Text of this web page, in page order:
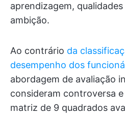
aprendizagem,
ambição.
Ao contrário da
desempenho dos
abordagem de avaliação
consideram controversa
matriz de 9 quadrados